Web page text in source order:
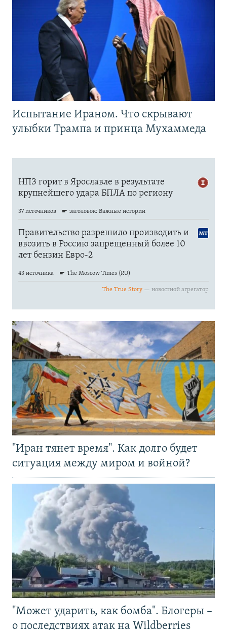
Испытание Ираном. Что скрывают
улыбки Трампа и принца Мухаммеда
"Иран тянет время". Как долго будет
ситуация между миром и войной?
"Может ударить, как бомба". Блогеры –
о последствиях атак на Wildberries